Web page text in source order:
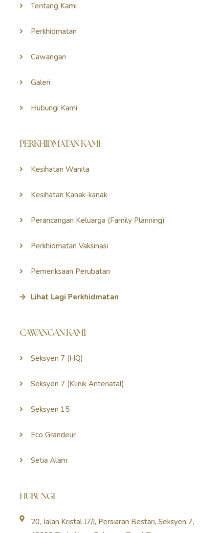
Tentang Kami
Perkhidmatan
Cawangan
Galeri
Hubungi Kami
PERKHIDMATAN KAMI
Kesihatan Wanita
Kesihatan Kanak-kanak
Perancangan Keluarga (Family Planning)
Perkhidmatan Vaksinasi
Pemeriksaan Perubatan
Lihat Lagi Perkhidmatan
CAWANGAN KAMI
Seksyen 7 (HQ)
Seksyen 7 (Klinik Antenatal)
Seksyen 15
Eco Grandeur
Setia Alam
HUBUNGI
20, Jalan Kristal J7/J, Persiaran Bestari, Seksyen 7,